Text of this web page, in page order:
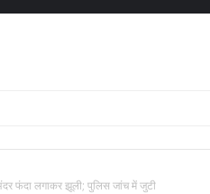
फंदा लगाकर झूली; पुलिस जांच में जुटी